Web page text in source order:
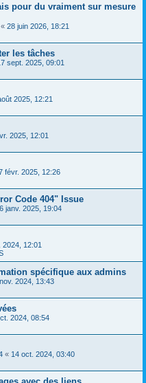
pour du vraiment sur mesure
« 28 juin 2026, 18:21
les tâches
sept. 2025, 09:01
2025, 12:21
2025, 12:01
févr. 2025, 12:26
Code 404" Issue
janv. 2025, 19:04
2024, 12:01
spécifique aux admins
2024, 13:43
2024, 08:54
« 14 oct. 2024, 03:40
avec des liens